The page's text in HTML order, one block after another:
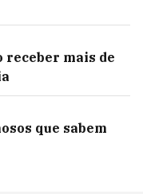
receber mais de
que sabem